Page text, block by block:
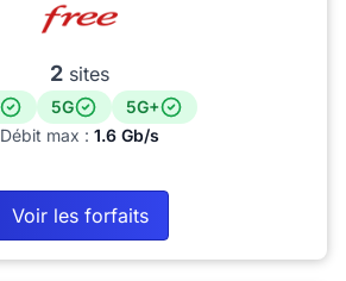
2 sites
5G
5G+
Débit max : 1.6 Gb/s
Voir les forfaits